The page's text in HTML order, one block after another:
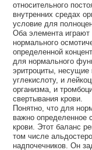
относительного
внутренних средах
условие для
Оба элемента
нормального
определенной
для нормального
эритроциты,
углекислоту, и
организма, и
свертывания крови.
Понятно, что для
важно определенное
крови. Этот баланс
том числе
надпочечников. Он